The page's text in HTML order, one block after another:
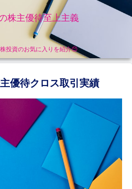
株主優待至上主義
投資のお気に入りを紹介😊
優待クロス取引実績